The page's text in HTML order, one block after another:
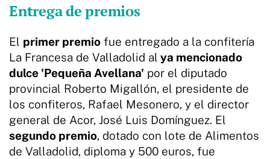
Entrega de premios
El primer premio fue entregado a la confitería
La Francesa de Valladolid al ya mencionado
dulce 'Pequeña Avellana' por el diputado
provincial Roberto Migallón, el presidente de
los confiteros, Rafael Mesonero, y el director
general de Acor, José Luis Domínguez. El
segundo premio, dotado con lote de Alimentos
de Valladolid, diploma y 500 euros, fue